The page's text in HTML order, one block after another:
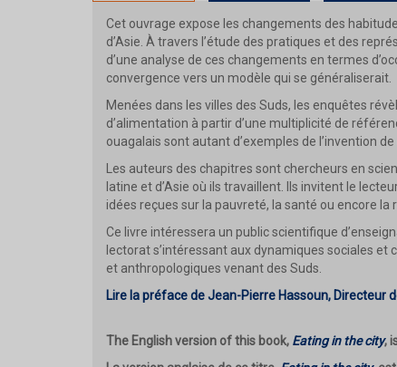
Cet ouvrage expose les changements des
d’Asie. À travers l’étude des pratiques et des
d’une analyse de ces changements en termes
convergence vers un modèle qui se généraliserait.
Menées dans les villes des Suds, les enquêtes
d’alimentation à partir d’une multiplicité de
ouagalais sont autant d’exemples de l’invention de
Les auteurs des chapitres sont chercheurs en
latine et d’Asie où ils travaillent. Ils invitent le
idées reçues sur la pauvreté, la santé ou encore la
Ce livre intéressera un public scientifique
lectorat s’intéressant aux dynamiques sociales
et anthropologiques venant des Suds.
Lire la préface de Jean-Pierre Hassoun, Directeur
The English version of this book, Eating in the city,